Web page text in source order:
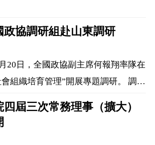
政協調研組赴山東調研
20日，全國政協副主席何報翔率隊在
組織培育管理”開展專題調研。 調…
屆三次常務理事（擴大）